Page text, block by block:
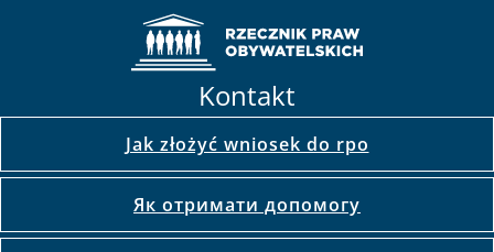
Kontakt
Jak złożyć wniosek do rpo
Як отримати допомогу